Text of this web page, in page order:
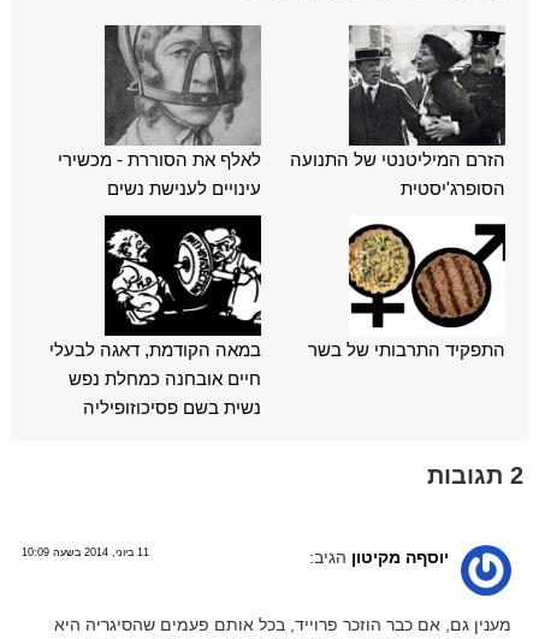
הזרם המיליטנטי של התנועה
הסופרג'יסטית
לאלף את הסוררת - מכשירי
עינויים לענישת נשים
התפקיד התרבותי של בשר
במאה הקודמת, דאגה לבעלי
חיים אובחנה כמחלת נפש
נשית בשם פסיכוזופיליה
2 תגובות
יוסףה מקיטון הגיב: 11 ביוני, 2014 בשעה 10:09
מענין גם, אם כבר הוזכר פרוייד, בכל אותם פעמים שהסיגריה היא